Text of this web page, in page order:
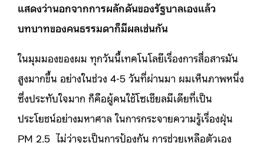
แสดงว่านอกจากการผลักดันของรัฐบาลเองแล้ว
บทบาทของคนธรรมดาก็มีผลเช่นกัน
ในมุมมองของผม ทุกวันนี้เทคโนโลยีเรื่องการสื่อสารมัน
สูงมากขึ้น อย่างในช่วง 4-5 วันที่ผ่านมา ผมเห็นภาพหนึ่ง
ซึ่งประทับใจมาก ก็คือผู้คนใช้โซเชียลมีเดียที่เป็น
ประโยชน์อย่างมหาศาล ในการกระจายความรู้เรื่องฝุ่น
PM 2.5 ไม่ว่าจะเป็นการป้องกัน การช่วยเหลือตัวเอง